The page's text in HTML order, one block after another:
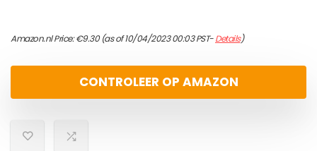
Amazon.nl Price:€9.30(as of 10/04/2023 00:03 PST-Details)
CONTROLEER OP AMAZON